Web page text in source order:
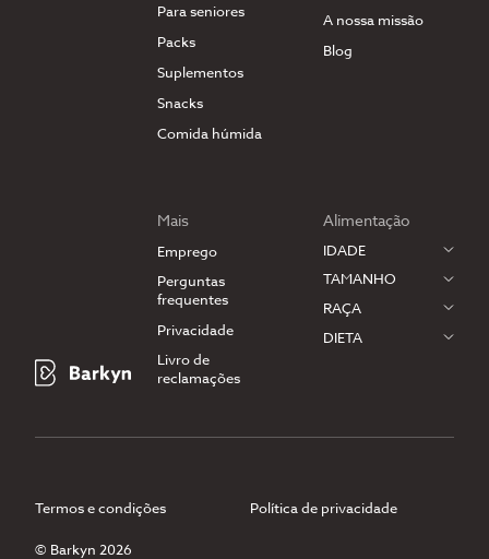
Para seniores
Packs
Suplementos
Snacks
Comida húmida
A nossa missão
Blog
Mais
Emprego
Perguntas
frequentes
Privacidade
Livro de
reclamações
Alimentação
IDADE
TAMANHO
RAÇA
DIETA
Termos e condições Política de privacidade
© Barkyn 2026